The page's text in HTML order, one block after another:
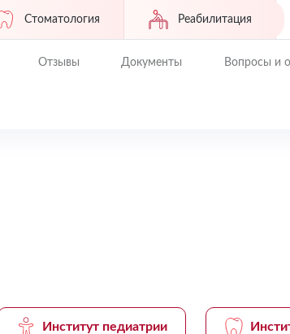
Стоматология Реабилитация
Отзывы Документы Вопросы и
Институт педиатрии